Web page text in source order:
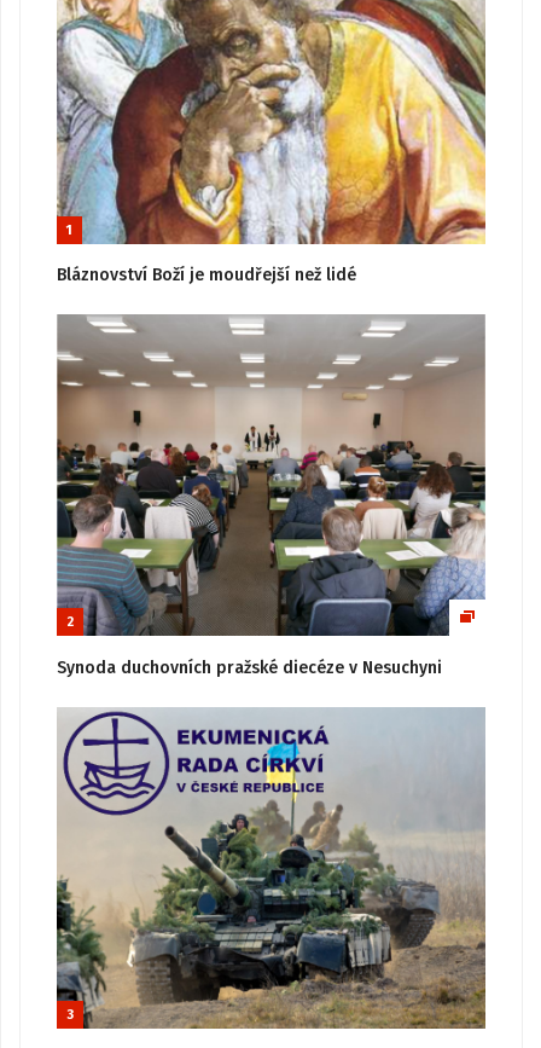
1
Bláznovství Boží je moudřejší než lidé
2
Synoda duchovních pražské diecéze v Nesuchyni
3